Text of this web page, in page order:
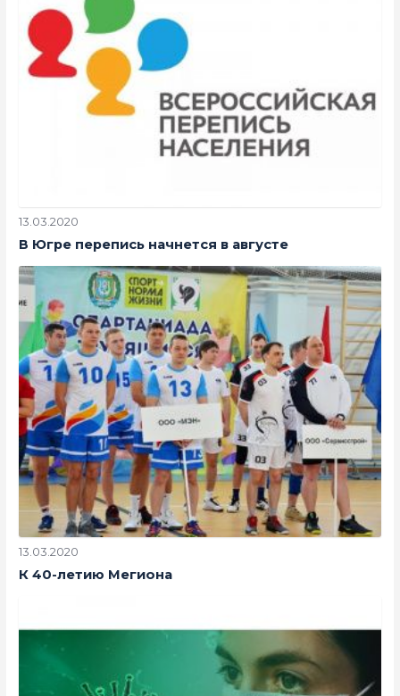
13.03.2020
В Югре перепись начнется в августе
13.03.2020
К 40-летию Мегиона